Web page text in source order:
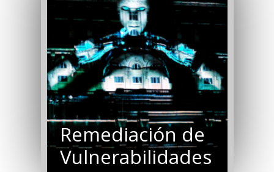
Remediación de
Vulnerabilidades